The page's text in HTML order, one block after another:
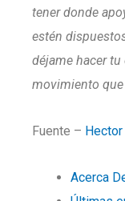
tener donde
estén
déjame hacer
movimiento que
Fuente –
Acerca